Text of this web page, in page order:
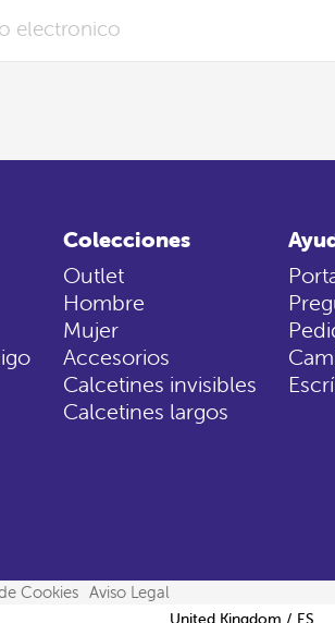
Colecciones
Outlet
Hombre
Mujer
Accesorios
Calcetines invisibles
Calcetines largos
Cookies Aviso Legal